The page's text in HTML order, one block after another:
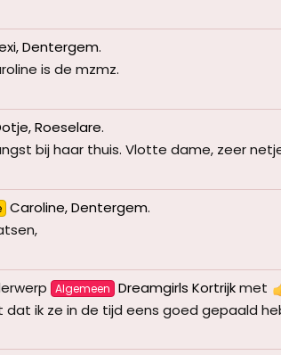
Dentergem.
is de mzmz.
Roeselare.
bij haar thuis. Vlotte dame, zeer
Caroline, Dentergem.
Algemeen Dreamgirls Kortrijkmet
ik ze in de tijd eens goed gepaald